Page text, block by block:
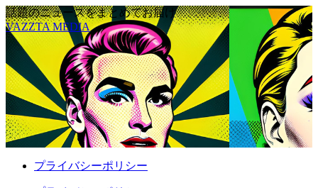
話題のニュースをまとめてお届け
VAZZTA MEDIA
プライバシーポリシー